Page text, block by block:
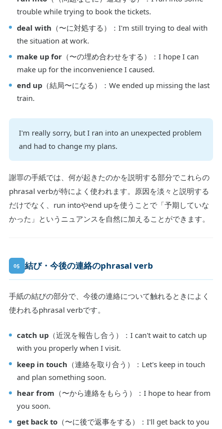
trouble while trying to book the tickets.
deal with （〜に対処する）：I'm still trying to deal with
the situation at work.
make up for（〜の埋め合わせをする）：I hope I can
make up for the inconvenience I caused.
end up（結局〜になる）：We ended up missing the last
train.
I'm really sorry, but I ran into an unexpected problem
and had to change my plans.
謝罪の手紙では、何が起きたのかを説明する部分でこれらの
phrasal verbが特によく使われます。原因を淡々と説明する
だけでなく、run intoやend upを使うことで「予期していな
かった」というニュアンスを自然に加えることができます。
05 結び・今後の連絡のphrasal verb
手紙の結びの部分で、今後の連絡について触れるときによく
使われるphrasal verbです。
catch up（近況を報告し合う）：I can't wait to catch up
with you properly when I visit.
keep in touch （連絡を取り合う）：Let's keep in touch
and plan something soon.
hear from （〜から連絡をもらう）：I hope to hear from
you soon.
get back to（〜に後で返事をする）：I'll get back to you